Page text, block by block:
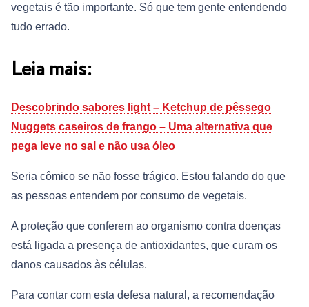
vegetais é tão importante. Só que tem gente entendendo
tudo errado.
Leia mais:
Descobrindo sabores light – Ketchup de pêssego
Nuggets caseiros de frango – Uma alternativa que
pega leve no sal e não usa óleo
Seria cômico se não fosse trágico. Estou falando do que
as pessoas entendem por consumo de vegetais.
A proteção que conferem ao organismo contra doenças
está ligada a presença de antioxidantes, que curam os
danos causados às células.
Para contar com esta defesa natural, a recomendação